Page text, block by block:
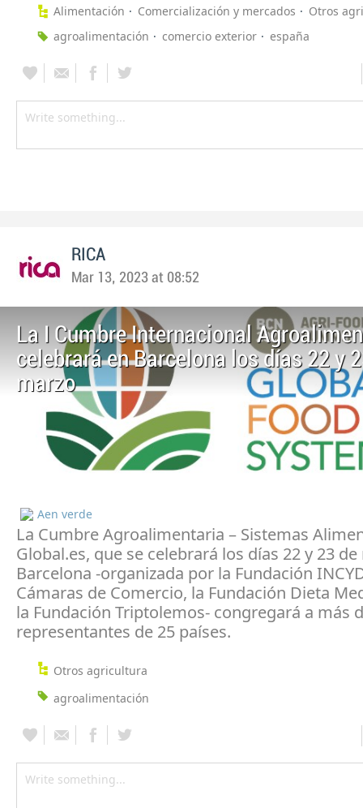
Alimentación Comercialización y mercados
Otros
agroalimentación
comercio exterior españa
RICA
Mar 13, 2023 at 08:52
La I Cumbre Internacional
celebrará en Barcelona los días 22 y
marzo
Aen verde
La Cumbre Agroalimentaria – Sistemas
Global.es, que se celebrará los días 22 y 23
Barcelona -organizada por la Fundación
Cámaras de Comercio, la Fundación Dieta
la Fundación Triptolemos- congregará a más
representantes de 25 países.
Otros agricultura
agroalimentación